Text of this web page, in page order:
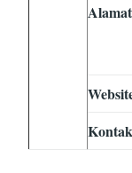
Alamat
Kontak